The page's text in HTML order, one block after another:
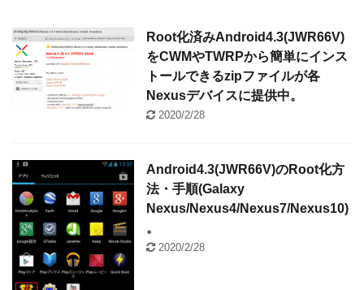
Root化済みAndroid4.3(JWR66V)
をCWMやTWRPから簡単にインス
トールできるzipファイルが各
Nexusデバイスに提供中。
2020/2/28
Android4.3(JWR66V)のRoot化方
法・手順(Galaxy
Nexus/Nexus4/Nexus7/Nexus10)
。
2020/2/28